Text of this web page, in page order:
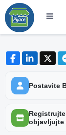
Postavite
Registrujte
objavljujte